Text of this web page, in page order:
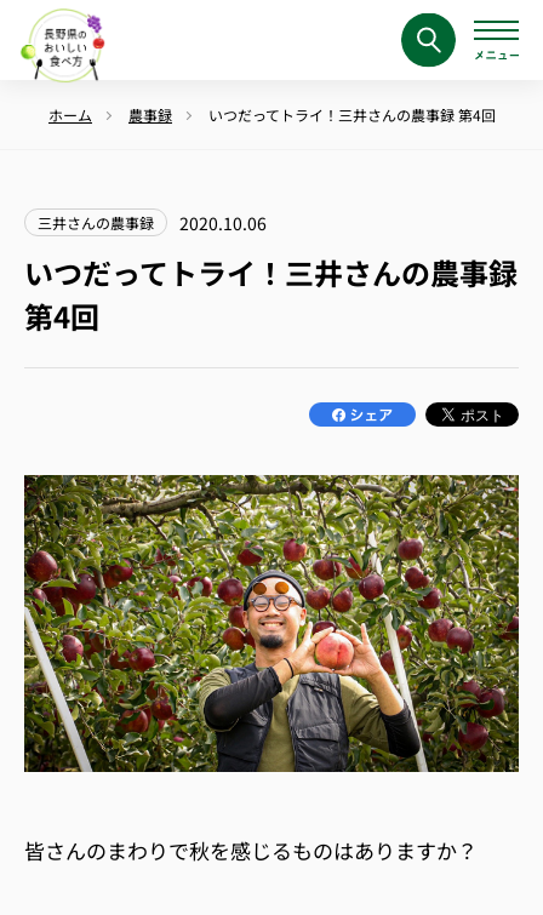
ホーム 農事録 いつだってトライ！三井さんの農事録 第4回
三井さんの農事録 2020.10.06
いつだってトライ！三井さんの農事録
第4回
皆さんのまわりで秋を感じるものはありますか？